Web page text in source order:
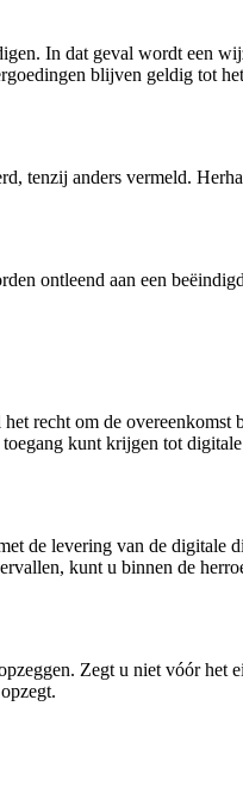
In dat geval wordt een
blijven geldig tot
tenzij anders vermeld.
ontleend aan een
recht om de
kunt krijgen tot
de levering van de digitale
kunt u binnen de
Zegt u niet vóór het